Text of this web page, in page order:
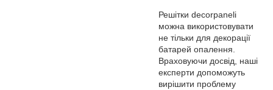
Решітки decorpaneli
можна використовувати
не тільки для декорації
батарей опалення.
Враховуючи досвід, наші
експерти допоможуть
вирішити проблему